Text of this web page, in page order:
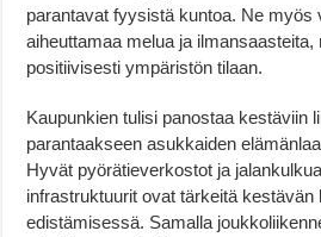
parantavat fyysistä kuntoa. Ne myös
aiheuttamaa melua ja
positiivisesti ympäristön tilaan.
Kaupunkien tulisi panostaa kestäviin
parantaakseen asukkaiden
Hyvät pyörätieverkostot ja
infrastruktuurit ovat tärkeitä kestävän
edistämisessä. Samalla